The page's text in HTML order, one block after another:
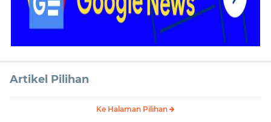
Artikel Pilihan
Ke Halaman Pilihan